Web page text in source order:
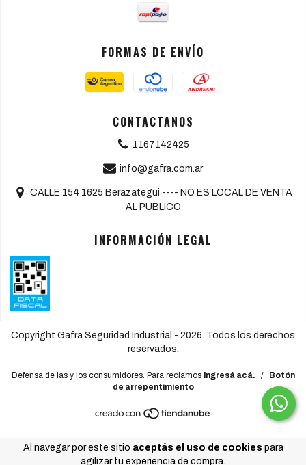
Al navegar por este sitio aceptás el uso de cookies para
agilizar tu experiencia de compra.
FORMAS DE ENVÍO
CONTACTANOS
1167142425
info@gafra.com.ar
CALLE 154 1625 Berazategui ---- NO ES LOCAL DE VENTA
AL PUBLICO
INFORMACIÓN LEGAL
Copyright Gafra Seguridad Industrial - 2026. Todos los derechos
reservados.
Defensa de las y los consumidores. Para reclamos ingresá acá. /
Botón
de arrepentimiento